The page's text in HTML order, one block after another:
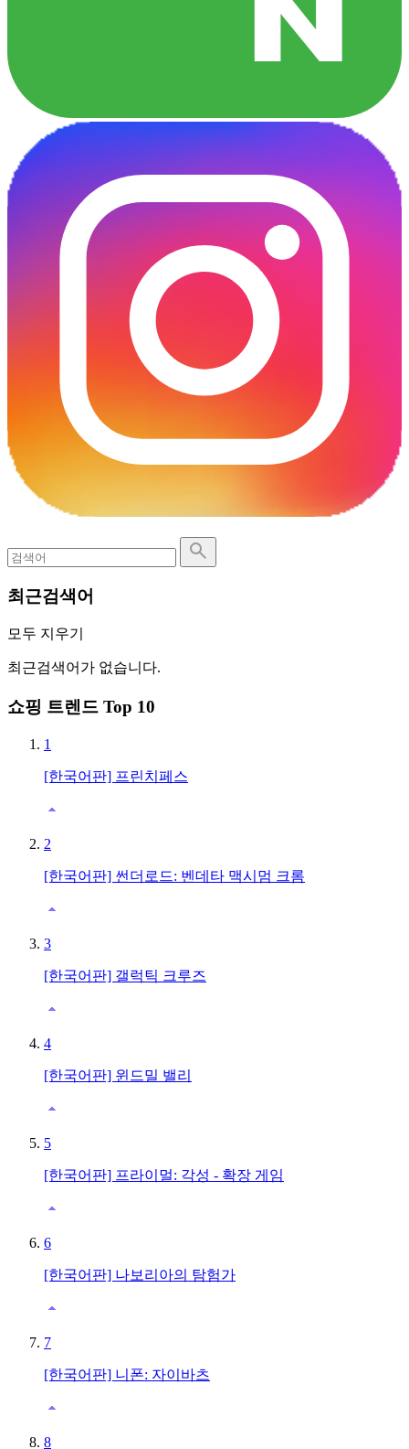
최근검색어
모두 지우기
최근검색어가 없습니다.
쇼핑 트렌드 Top 10
1
[한국어판] 프린치페스
2
[한국어판] 썬더로드: 벤데타 맥시멈 크롬
3
[한국어판] 갤럭틱 크루즈
4
[한국어판] 윈드밀 밸리
5
[한국어판] 프라이멀: 각성 - 확장 게임
6
[한국어판] 나보리아의 탐험가
7
[한국어판] 니폰: 자이바츠
8